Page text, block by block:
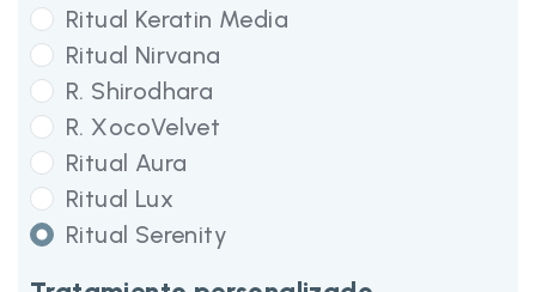
Ritual Keratin Media
Ritual Nirvana
R. Shirodhara
R. XocoVelvet
Ritual Aura
Ritual Lux
Ritual Serenity